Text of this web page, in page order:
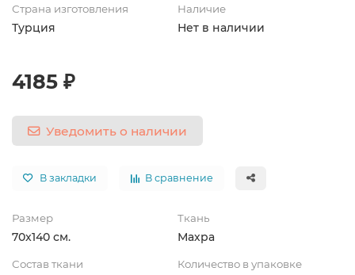
Страна изготовления
Турция
Наличие
Нет в наличии
4185 ₽
Уведомить о наличии
В закладки В сравнение
Размер
70x140 см.
Ткань
Махра
Состав ткани Количество в упаковке